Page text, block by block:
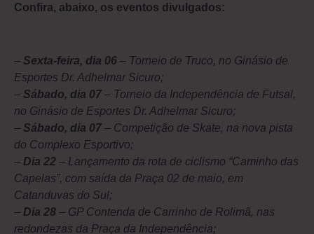
Confira, abaixo, os eventos divulgados:
– Sexta-feira, dia 06 – Torneio de Truco, no Ginásio de
Esportes Dr. Adhelmar Sicuro;
– Sábado, dia 07 – Torneio da Independência de Futsal,
no Ginásio de Esportes Dr. Adhelmar Sicuro;
– Sábado, dia 07 – Competição de Skate, na nova pista
do Complexo Esportivo;
– Dia 22 – Lançamento da rota de ciclismo “Caminho das
Capelas”, com saída da Praça 02 de maio, em
Catanduvas do Sul;
– Dia 28 – GP Contenda de Carrinho de Rolimã, nas
redondezas da Praça da Independência;